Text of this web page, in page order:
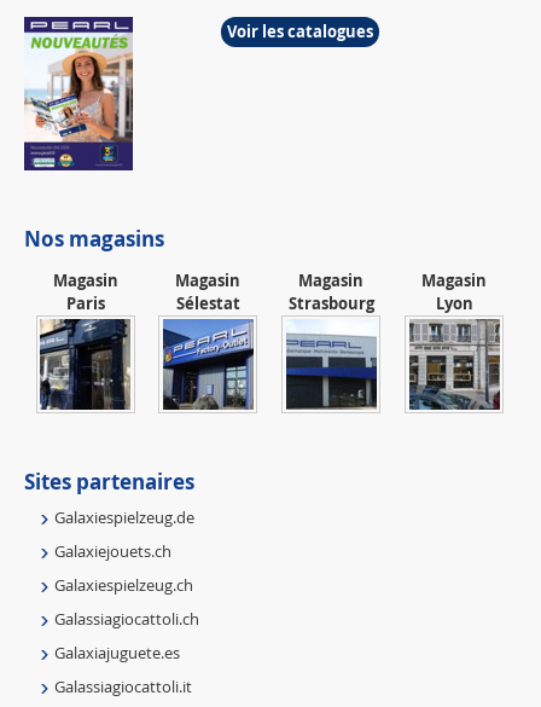
Voir les catalogues
Nos magasins
Magasin
Paris
Magasin
Sélestat
Magasin
Strasbourg
Magasin
Lyon
Sites partenaires
Galaxiespielzeug.de
Galaxiejouets.ch
Galaxiespielzeug.ch
Galassiagiocattoli.ch
Galaxiajuguete.es
Galassiagiocattoli.it